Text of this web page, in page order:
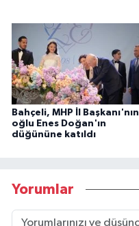
Bahçeli, MHP İl Başkanı'nın
oğlu Enes Doğan'ın
düğününe katıldı
Yorumlar